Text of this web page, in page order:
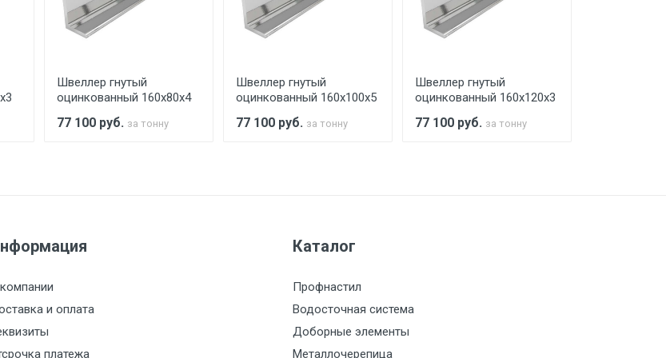
обеспечить подъезные пути для разгружаемого а/м. На разгрузку автомобиля
индивидуально.
НДС 35р./км за МКАД
НДС 40р./км за МКАД
Швеллер гнутый
оцинкованный 160х80х4
77 100 руб. за тонну
Швеллер гнутый
оцинкованный 160х100х5
77 100 руб. за тонну
Швеллер гнутый
оцинкованный 160х120х3
77 100 руб. за тонну
и оплата
платежа
Каталог
Профнастил
Водосточная система
Доборные элементы
Металлочерепица